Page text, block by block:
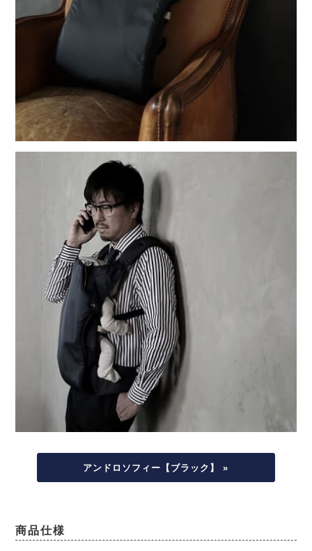
アンドロソフィー【ブラック】 »
商品仕様